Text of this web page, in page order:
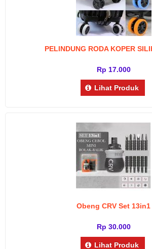
PELINDUNG RODA KOPER
Rp 17.000
Lihat Produk
Obeng CRV Set 13in1
Rp 30.000
Lihat Produk